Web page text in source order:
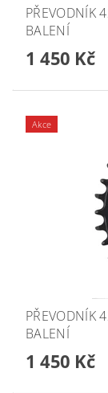
PŘEVODNÍK
BALENÍ
1 450 Kč
Akce
PŘEVODNÍK
BALENÍ
1 450 Kč